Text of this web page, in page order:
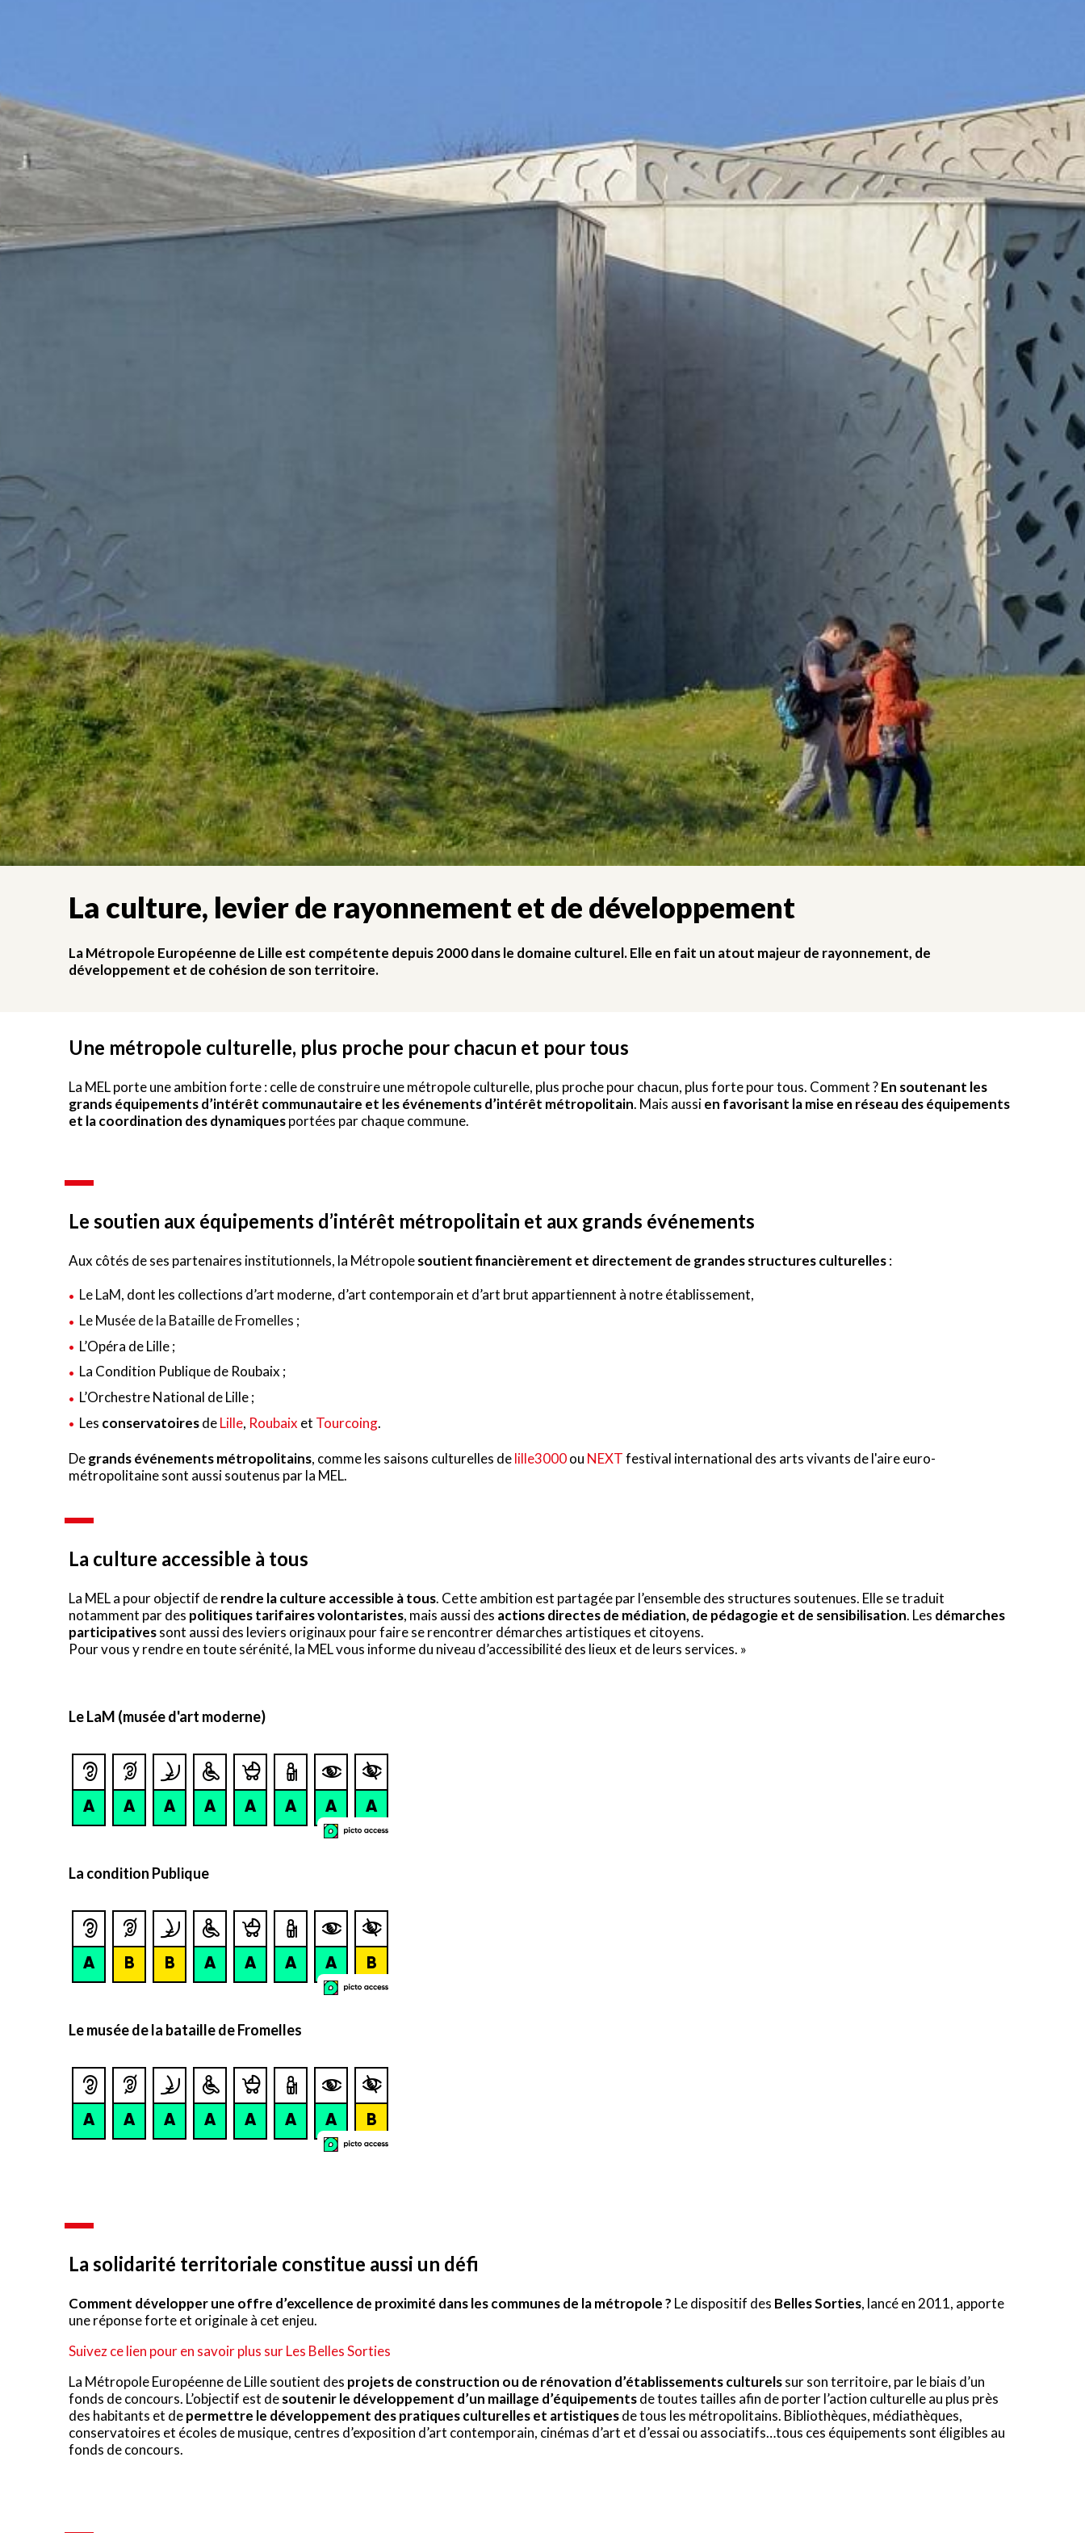
La culture, levier de rayonnement et de développement
La Métropole Européenne de Lille est compétente depuis 2000 dans le domaine culturel. Elle en fait un atout majeur de rayonnement, de
développement et de cohésion de son territoire.
Une métropole culturelle, plus proche pour chacun et pour tous
La MEL porte une ambition forte : celle de construire une métropole culturelle, plus proche pour chacun, plus forte pour tous. Comment ?En soutenant les
grands équipements d’intérêt communautaire et les événements d’intérêt métropolitain. Mais aussien favorisant la mise en réseau des équipements
et la coordination des dynamiquesportées par chaque commune.
Le soutien aux équipements d’intérêt métropolitain et aux grands événements
Aux côtés de ses partenaires institutionnels, la Métropolesoutient financièrement et directement de grandes structures culturelles:
Le LaM, dont les collections d’art moderne, d’art contemporain et d’art brut appartiennent à notre établissement,
Le Musée de la Bataille de Fromelles ;
L’Opéra de Lille;
La Condition Publique de Roubaix ;
L’Orchestre National de Lille;
Les conservatoiresdeLille, Roubaix et Tourcoing.
Degrands événements métropolitains, comme les saisons culturelles delille3000ou NEXTfestival international des arts vivants de l'aire euro-
métropolitaine sont aussi soutenus par la MEL.
La culture accessible à tous
La MEL a pour objectif derendre la culture accessible à tous. Cette ambition est partagée par l’ensemble des structures soutenues. Elle se traduit
notamment par des politiques tarifaires volontaristes, mais aussi des actions directes de médiation, de pédagogie et de sensibilisation. Les démarches
participativessont aussi des leviers originaux pour faire se rencontrer démarches artistiques et citoyens.
Pour vous y rendre en toute sérénité, la MEL vous informe du niveau d’accessibilité des lieux et de leurs services. »
Le LaM (musée d'art moderne)
La condition Publique
Le musée de la bataille de Fromelles
La solidarité territoriale constitue aussi un défi
Comment développer une offre d’excellence de proximité dans les communes de la métropole ? Le dispositif des Belles Sorties, lancé en 2011, apporte
une réponse forte et originale à cet enjeu.
Suivez ce lien pour en savoir plus sur Les Belles Sorties
La Métropole Européenne de Lille soutient des projets de construction ou de rénovation d’établissements culturelssur son territoire, par le biais d’un
fonds de concours. L’objectif est desoutenir le développement d’un maillage d’équipementsde toutes tailles afin de porter l’action culturelle au plus près
des habitants et depermettre le développement des pratiques culturelles et artistiquesde tous les métropolitains. Bibliothèques, médiathèques,
conservatoires et écoles de musique, centres d’exposition d’art contemporain, cinémas d’art et d’essai ou associatifs…tous ces équipements sont éligibles au
fonds de concours.